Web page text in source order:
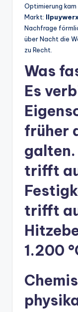
Optimierung
Markt:
Nachfrage
über Nacht die
zu Recht.
Was
Es
früher
trifft
trifft
1.200